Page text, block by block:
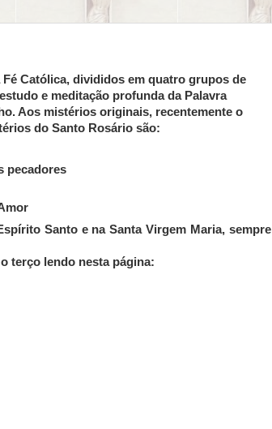
Católica, divididos em quatro grupos de
e meditação profunda da Palavra
Aos mistérios originais, recentemente o
do Santo Rosário são:
pecadores
Santo e na Santa Virgem Maria, sempre
terço lendo nesta página: